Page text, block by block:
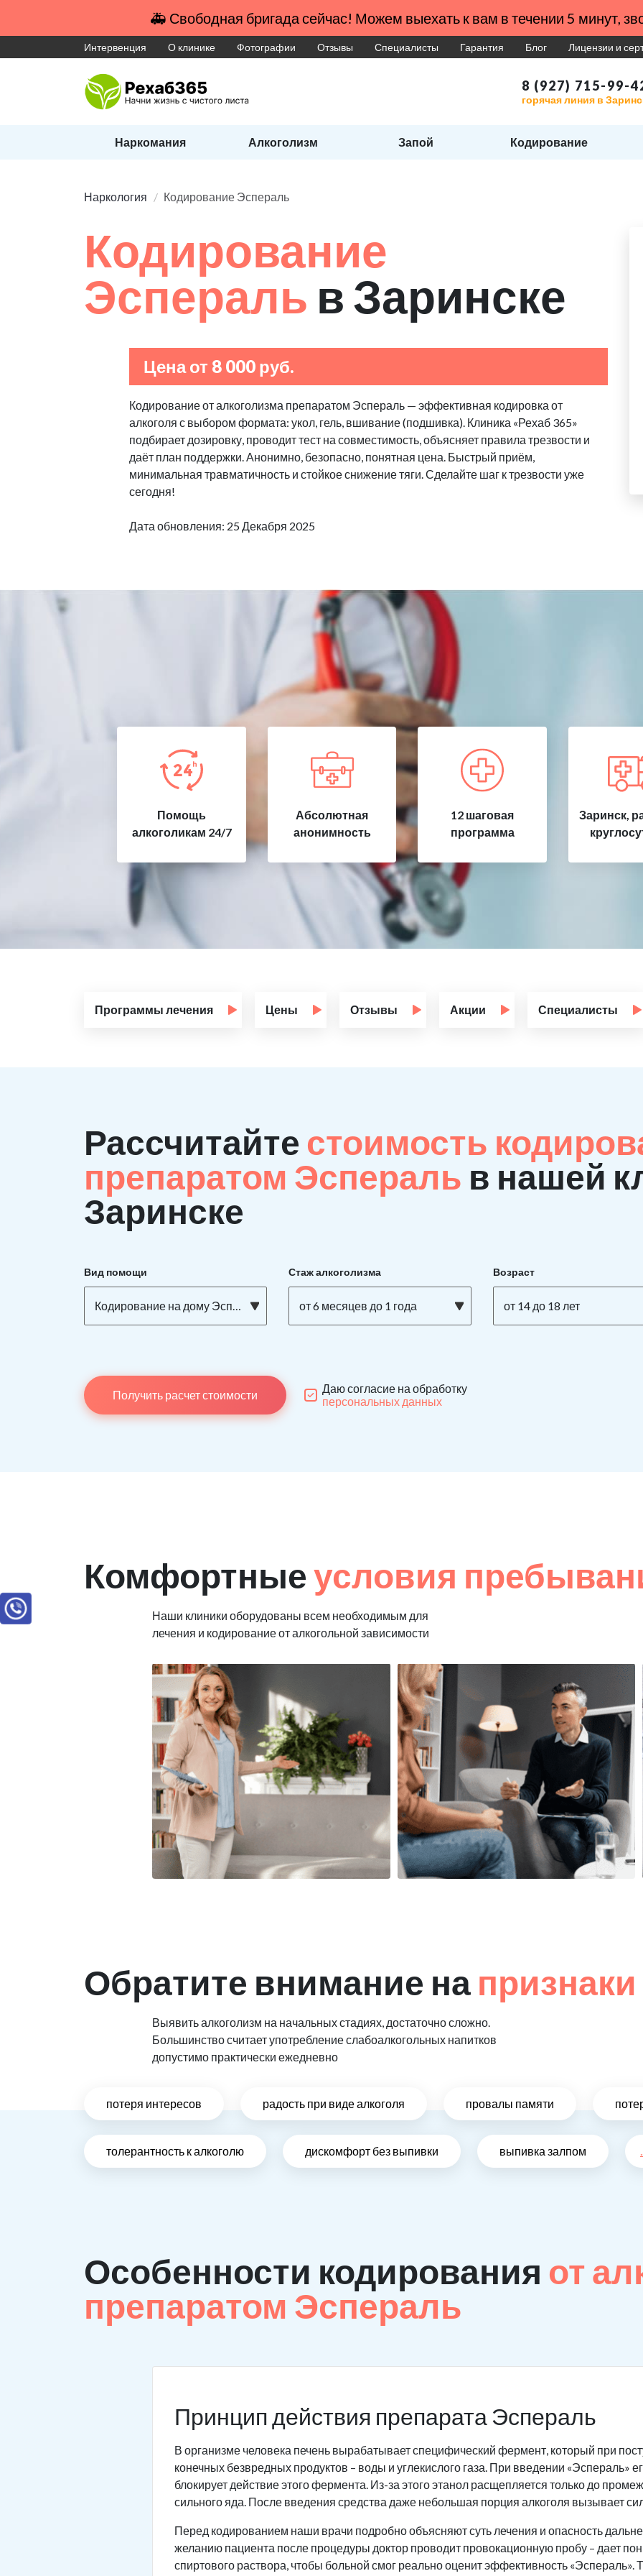
🚑 Свободная бригада сейчас! Можем выехать к вам в течении 5 минут,
Интервенция О клинике Фотографии Отзывы Специалисты Гарантия Блог Лицензии и
8 (927) 715-99-
горячая линия в
Наркомания Алкоголизм Запой Кодирование
Наркология Кодирование Эспераль
Кодирование
Эспераль в Заринске
Цена от 8 000 руб.
Кодирование от алкоголизма препаратом Эспераль — эффективная кодировка от
алкоголя с выбором формата: укол, гель, вшивание (подшивка). Клиника «Рехаб 365»
подбирает дозировку, проводит тест на совместимость, объясняет правила трезвости и
даёт план поддержки. Анонимно, безопасно, понятная цена. Быстрый приём,
минимальная травматичность и стойкое снижение тяги. Сделайте шаг к трезвости уже
сегодня!
Дата обновления: 25 Декабря 2025
Помощь
алкоголикам 24/7
Абсолютная
анонимность
12 шаговая
программа
Заринск,
Программы лечения Цены Отзывы Акции Специалисты
Рассчитайте стоимость
препаратом Эспераль в нашей
Заринске
Вид помощи
Кодирование на дому Эспераль
Стаж алкоголизма
от 6 месяцев до 1 года
Возраст
от 14 до 18 лет
Получить расчет стоимости
Даю согласие на обработку
персональных данных
Комфортныеусловия
Наши клиники оборудованы всем необходимым для
лечения и кодирование от алкогольной зависимости
Обратите внимание на
Выявить алкоголизм на начальных стадиях, достаточно сложно.
Большинство считает употребление слабоалкогольных напитков
допустимо практически ежедневно
потеря интересов радость при виде алкоголя провалы памяти
толерантность к алкоголю дискомфорт без выпивки выпивка залпом
Особенности кодирования от
препаратом Эспераль
Принцип действия препарата Эспераль
В организме человека печень вырабатывает специфический фермент, который при
конечных безвредных продуктов – воды и углекислого газа. При введении «Эспераль»
блокирует действие этого фермента. Из-за этого этанол расщепляется только до
сильного яда. После введения средства даже небольшая порция алкоголя вызывает
Перед кодированием наши врачи подробно объясняют суть лечения и опасность
желанию пациента после процедуры доктор проводит провокационную пробу – дает
спиртового раствора, чтобы больной смог реально оценит эффективность «Эспераль».